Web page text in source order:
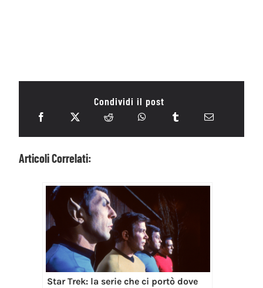
Condividi il post
Articoli Correlati:
Star Trek: la serie che ci portò dove